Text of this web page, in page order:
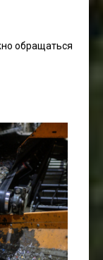
обращаться